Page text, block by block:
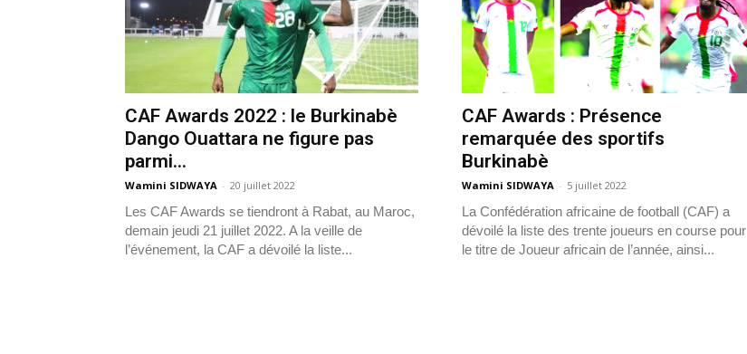
CAF Awards 2022 : le Burkinabè
Dango Ouattara ne figure pas
parmi...
Wamini SIDWAYA - 20 juillet 2022
Les CAF Awards se tiendront à Rabat, au Maroc,
demain jeudi 21 juillet 2022. A la veille de
l’événement, la CAF a dévoilé la liste...
CAF Awards : Présence
remarquée des sportifs
Burkinabè
Wamini SIDWAYA - 5 juillet 2022
La Confédération africaine de football (CAF) a
dévoilé la liste des trente joueurs en course pour
le titre de Joueur africain de l’année, ainsi...